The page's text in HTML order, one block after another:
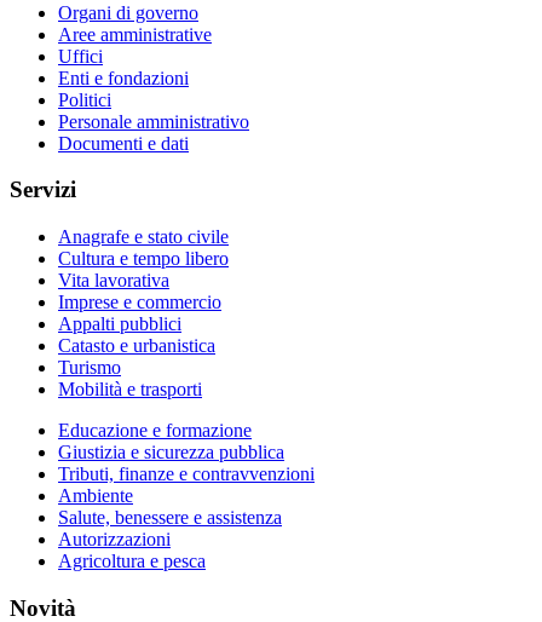
Organi di governo
Aree amministrative
Uffici
Enti e fondazioni
Politici
Personale amministrativo
Documenti e dati
Servizi
Anagrafe e stato civile
Cultura e tempo libero
Vita lavorativa
Imprese e commercio
Appalti pubblici
Catasto e urbanistica
Turismo
Mobilità e trasporti
Educazione e formazione
Giustizia e sicurezza pubblica
Tributi, finanze e contravvenzioni
Ambiente
Salute, benessere e assistenza
Autorizzazioni
Agricoltura e pesca
Novità